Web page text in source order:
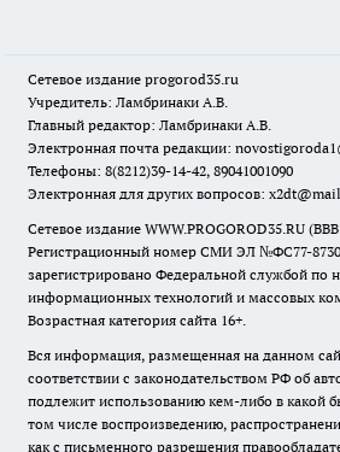
Сетевое издание progorod35.ru
Учредитель: Ламбринаки А.В.
Главный редактор: Ламбринаки А.В.
Электронная почта редакции:
Телефоны: 8(8212)39-14-42, 89041001090
Электронная для других вопросов:
Сетевое издание WWW.PROGOROD35.RU
Регистрационный номер СМИ ЭЛ №ФС77-
зарегистрировано Федеральной службой по
информационных технологий и массовых
Возрастная категория сайта 16+.
Вся информация, размещенная на данном
соответствии с законодательством РФ об
подлежит использованию кем-либо в какой
том числе воспроизведению,
как с письменного разрешения